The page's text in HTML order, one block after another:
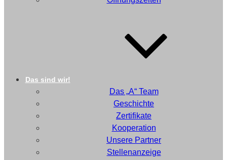
Das sind wir!
Das „A“ Team
Geschichte
Zertifikate
Kooperation
Unsere Partner
Stellenanzeige